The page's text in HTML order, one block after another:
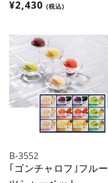
¥2,430 (税込)
B-3552
｢ゴンチャロフ｣フルー